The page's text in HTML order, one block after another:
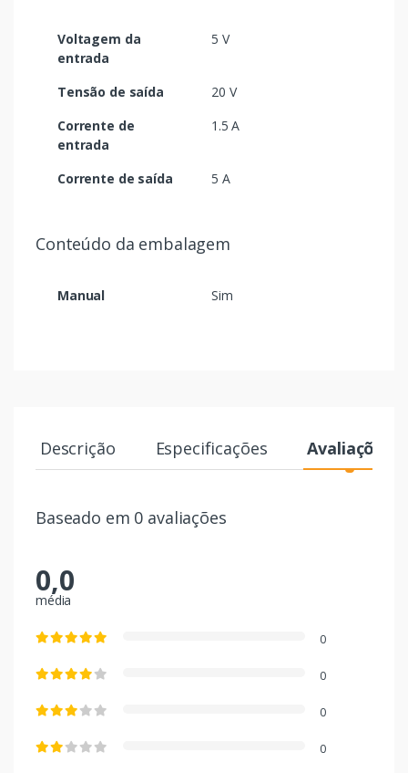
Voltagem da
entrada
5 V
Tensão de saída
20 V
Corrente de
entrada
1.5 A
Corrente de saída 5 A
Conteúdo da embalagem
Manual Sim
Descrição Especificações Avaliações
Baseado em 0 avaliações
0,0
média
0
0
0
0